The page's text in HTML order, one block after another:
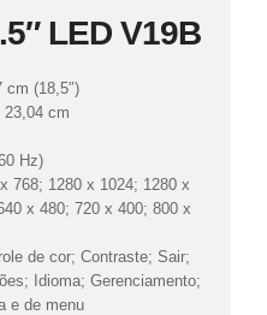
LED V19B
cm (18,5″)
cm
Hz)
768; 1280 x 1024; 1280 x
x 480; 720 x 400; 800 x
de cor; Contraste; Sair;
Idioma; Gerenciamento;
e de menu